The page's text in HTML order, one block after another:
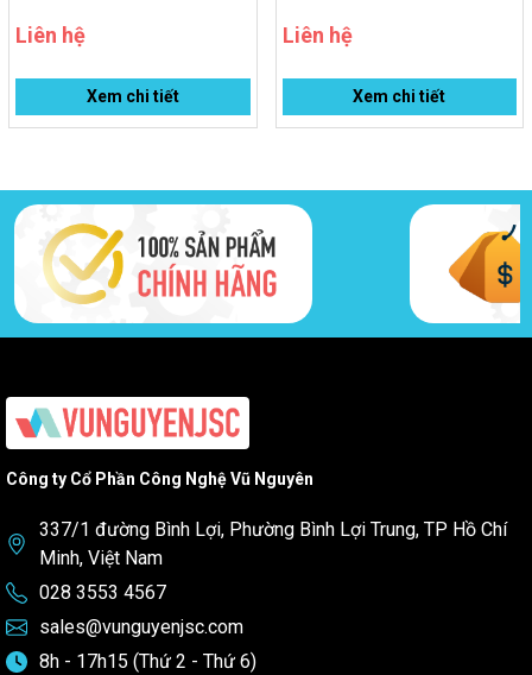
Liên hệ
Xem chi tiết
Liên hệ
Xem chi tiết
Công ty Cổ Phần Công Nghệ Vũ Nguyên
337/1 đường Bình Lợi, Phường Bình Lợi Trung, TP Hồ Chí
Minh, Việt Nam
028 3553 4567
sales@vunguyenjsc.com
8h - 17h15 (Thứ 2 - Thứ 6)